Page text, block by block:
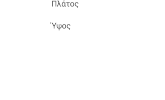
Πλάτος
Ύψος